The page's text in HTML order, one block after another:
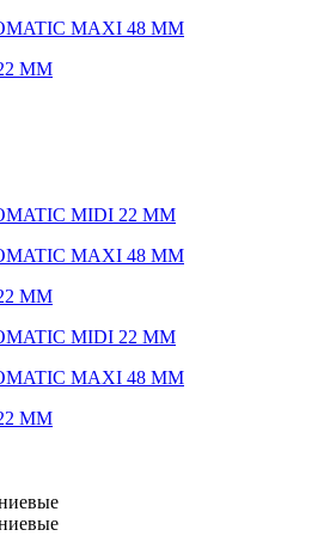
MAXI 48 ММ
ММ
MIDI 22 ММ
MAXI 48 ММ
ММ
MIDI 22 ММ
MAXI 48 ММ
ММ